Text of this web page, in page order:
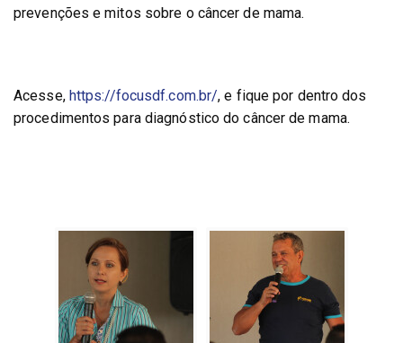
prevenções e mitos sobre o câncer de mama.
Acesse, https://focusdf.com.br/, e fique por dentro dos
procedimentos para diagnóstico do câncer de mama.